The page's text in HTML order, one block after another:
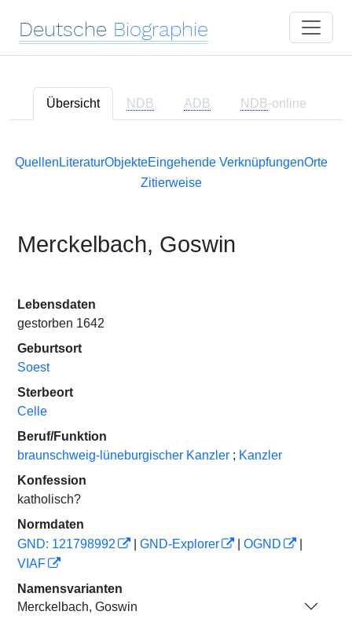
Deutsche Biographie
Übersicht NDB ADB NDB-online
Quellen LiteraturObjekteEingehende VerknüpfungenOrte
Zitierweise
Merckelbach, Goswin
Lebensdaten
gestorben 1642
Geburtsort
Soest
Sterbeort
Celle
Beruf/Funktion
braunschweig-lüneburgischer Kanzler ; Kanzler
Konfession
katholisch?
Normdaten
GND: 121798992
GND-Explorer OGND
VIAF
Namensvarianten
Merckelbach, Goswin